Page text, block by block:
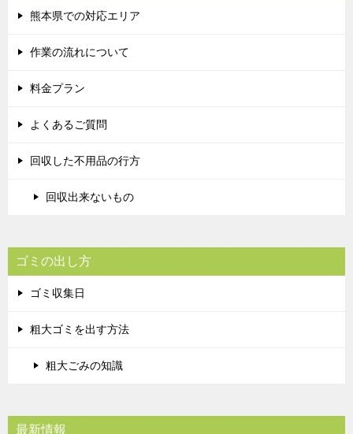
熊本県での対応エリア
作業の流れについて
料金プラン
よくあるご質問
回収した不用品の行方
回収出来ないもの
ゴミの出し方
ゴミ収集日
粗大ゴミを出す方法
粗大ごみの知識
最新情報